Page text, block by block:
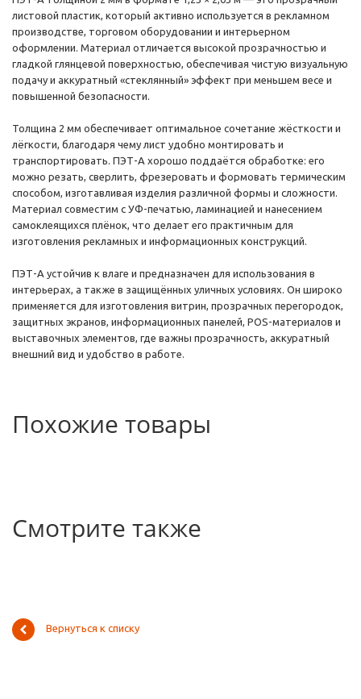
листовой пластик, который активно используется в рекламном
производстве, торговом оборудовании и интерьерном
оформлении. Материал отличается высокой прозрачностью и
гладкой глянцевой поверхностью, обеспечивая чистую визуальную
подачу и аккуратный «стеклянный» эффект при меньшем весе и
повышенной безопасности.
Толщина 2 мм обеспечивает оптимальное сочетание жёсткости и
лёгкости, благодаря чему лист удобно монтировать и
транспортировать. ПЭТ-А хорошо поддаётся обработке: его
можно резать, сверлить, фрезеровать и формовать термическим
способом, изготавливая изделия различной формы и сложности.
Материал совместим с УФ-печатью, ламинацией и нанесением
самоклеящихся плёнок, что делает его практичным для
изготовления рекламных и информационных конструкций.
ПЭТ-А устойчив к влаге и предназначен для использования в
интерьерах, а также в защищённых уличных условиях. Он широко
применяется для изготовления витрин, прозрачных перегородок,
защитных экранов, информационных панелей, POS-материалов и
выставочных элементов, где важны прозрачность, аккуратный
внешний вид и удобство в работе.
Похожие товары
Смотрите также
Вернуться к списку